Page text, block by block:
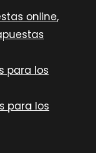
online,
para los
para los